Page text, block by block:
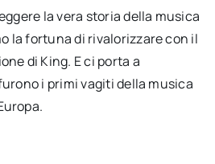
la vera storia della musica
la fortuna di rivalorizzare con il
di King. E ci porta a
i primi vagiti della musica